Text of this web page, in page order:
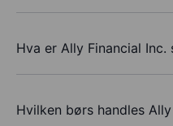
Hva er Ally Financial
Hvilken børs handles